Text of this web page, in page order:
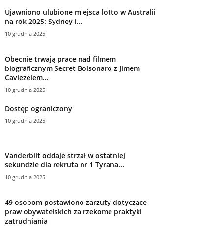
Ujawniono ulubione miejsca lotto w Australii
na rok 2025: Sydney i...
10 grudnia 2025
Obecnie trwają prace nad filmem
biograficznym Secret Bolsonaro z Jimem
Caviezelem...
10 grudnia 2025
Dostęp ograniczony
10 grudnia 2025
Vanderbilt oddaje strzał w ostatniej
sekundzie dla rekruta nr 1 Tyrana...
10 grudnia 2025
49 osobom postawiono zarzuty dotyczące
praw obywatelskich za rzekome praktyki
zatrudniania